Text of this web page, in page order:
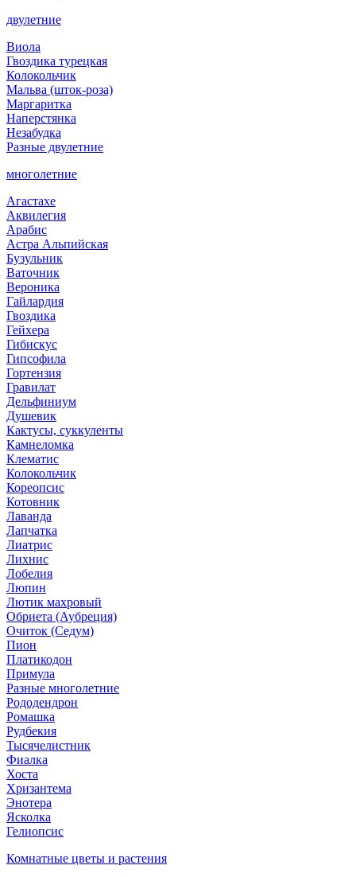
двулетние
Виола
Гвоздика турецкая
Колокольчик
Мальва (шток-роза)
Маргаритка
Наперстянка
Незабудка
Разные двулетние
многолетние
Агастахе
Аквилегия
Арабис
Астра Альпийская
Бузульник
Ваточник
Вероника
Гайлардия
Гвоздика
Гейхера
Гибискус
Гипсофила
Гортензия
Гравилат
Дельфиниум
Душевик
Кактусы, суккуленты
Камнеломка
Клематис
Колокольчик
Кореопсис
Котовник
Лаванда
Лапчатка
Лиатрис
Лихнис
Лобелия
Люпин
Лютик махровый
Обриета (Аубреция)
Очиток (Седум)
Пион
Платикодон
Примула
Разные многолетние
Рододендрон
Ромашка
Рудбекия
Тысячелистник
Фиалка
Хоста
Хризантема
Энотера
Ясколка
Гелиопсис
Комнатные цветы и растения